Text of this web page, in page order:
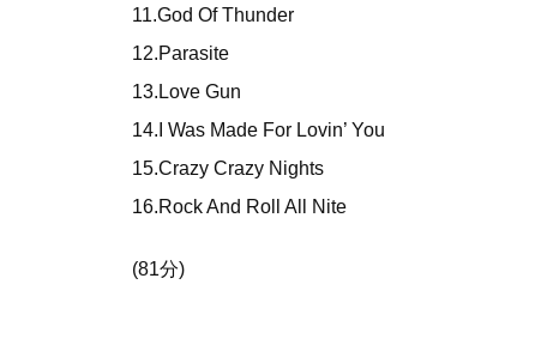
11.God Of Thunder
12.Parasite
13.Love Gun
14.I Was Made For Lovin’ You
15.Crazy Crazy Nights
16.Rock And Roll All Nite
(81分)